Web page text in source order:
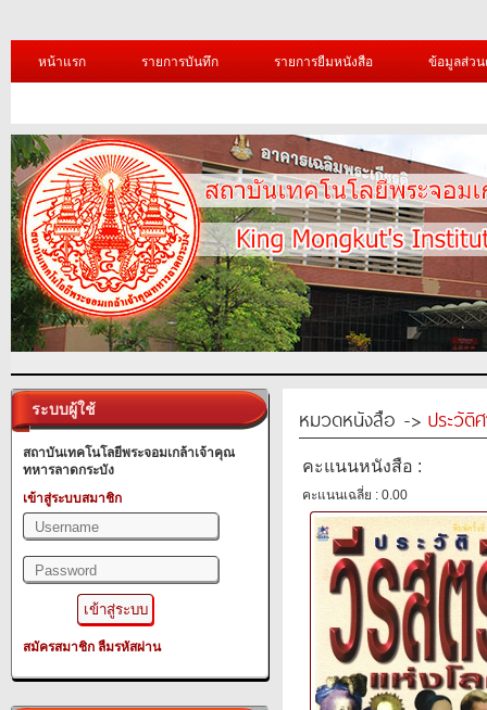
หน้าแรก รายการบันทึก รายการยืมหนังสือ ข้อมูลส่ว
ระบบผู้ใช้
สถาบันเทคโนโลยีพระจอมเกล้าเจ้าคุณ
ทหารลาดกระบัง
เข้าสู่ระบบสมาชิก
สมัครสมาชิก ลืมรหัสผ่าน
หมวดหนังสือ -> ประวัติ
คะแนนหนังสือ :
คะแนนเฉลี่ย : 0.00